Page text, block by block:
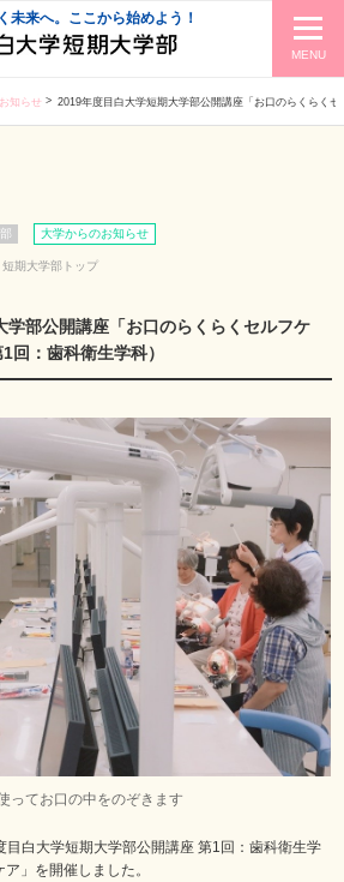
未来へ。ここから始めよう！
MENU
知らせ 2019年度目白大学短期大学部公開講座「お口のらくらくセルフケア」を開催しました（第1回
大学からのお知らせ
短期大学部トップ
学部公開講座「お口のらくらくセルフケ
回：歯科衛生学科）
ってお口の中をのぞきます
白大学短期大学部公開講座 第1回：歯科衛生学
」を開催しました。